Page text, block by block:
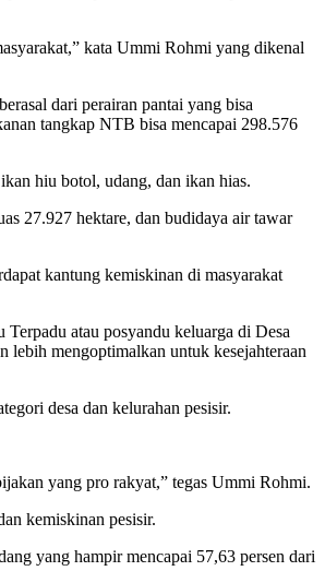
kata Ummi Rohmi yang dikenal
dari perairan pantai yang bisa
tangkap NTB bisa mencapai 298.576
hiu botol, udang, dan ikan hias.
27.927 hektare, dan budidaya air tawar
kantung kemiskinan di masyarakat
atau posyandu keluarga di Desa
lebih mengoptimalkan untuk kesejahteraan
desa dan kelurahan pesisir.
yang pro rakyat,” tegas Ummi Rohmi.
kemiskinan pesisir.
yang hampir mencapai 57,63 persen dari